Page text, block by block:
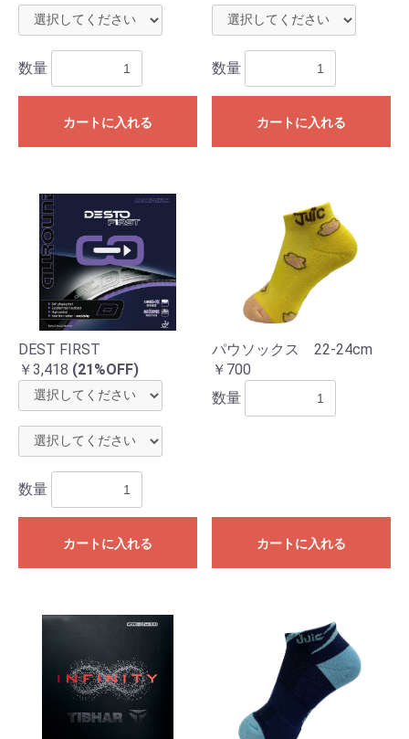
数量
カートに入れる
数量
カートに入れる
DEST FIRST
￥3,418 (21%OFF)
数量
カートに入れる
パウソックス 22-24cm
￥700
数量
カートに入れる